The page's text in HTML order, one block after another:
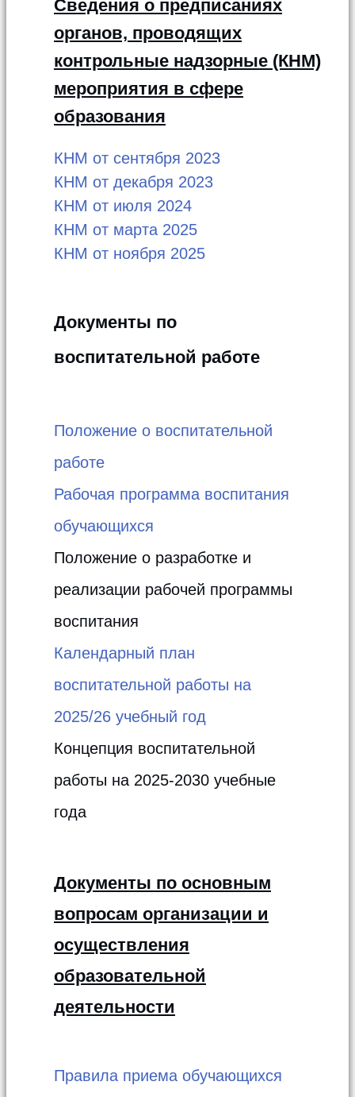
Сведения о предписаниях
органов, проводящих
контрольные надзорные (КНМ)
мероприятия в сфере
образования
КНМ от сентября 2023
КНМ от декабря 2023
КНМ от июля 2024
КНМ от марта 2025
КНМ от ноября 2025
Документы по
воспитательной работе
Положение о воспитательной
работе
Рабочая программа воспитания
обучающихся
Положение о разработке и
реализации рабочей программы
воспитания
Календарный план
воспитательной работы на
2025/26 учебный год
Концепция воспитательной
работы на 2025-2030 учебные
года
Документы по основным
вопросам организации и
осуществления
образовательной
деятельности
Правила приема обучающихся